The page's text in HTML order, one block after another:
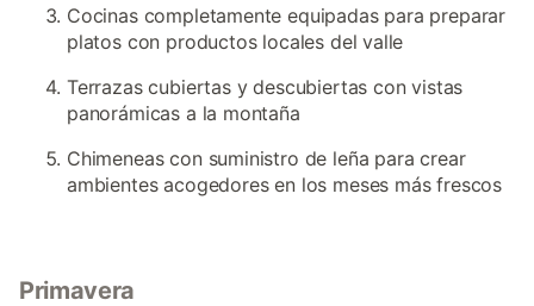
Cocinas completamente equipadas para preparar
platos con productos locales del valle
Terrazas cubiertas y descubiertas con vistas
panorámicas a la montaña
Chimeneas con suministro de leña para crear
ambientes acogedores en los meses más frescos
Primavera